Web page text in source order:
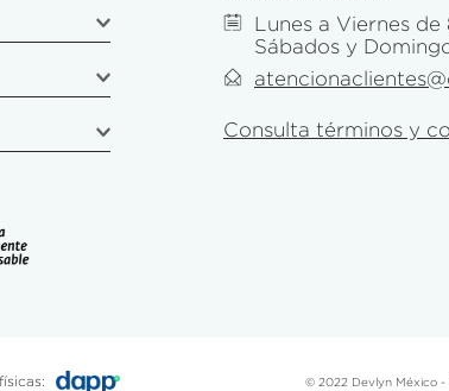
Lunes a Viernes
Sábados y
Consulta términos y
© 2022 Devlyn México -